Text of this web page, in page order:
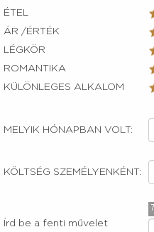
ÉTEL
ÁR /ÉRTÉK
LÉGKÖR
ROMANTIKA
KÜLÖNLEGES ALKALOM
MELYIK HÓNAPBAN VOLT:
KÖLTSÉG SZEMÉLYENKÉNT:
Írd be a fenti művelet